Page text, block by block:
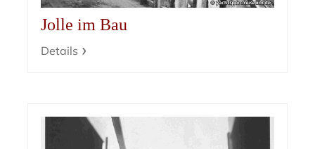
Jolle im Bau
Details